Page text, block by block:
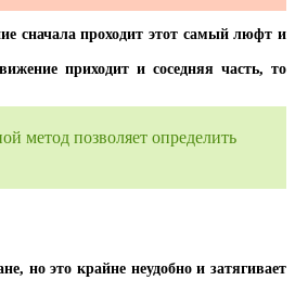
сначала проходит этот самый люфт и
приходит и соседняя часть, то
метод позволяет определить
но это крайне неудобно и затягивает